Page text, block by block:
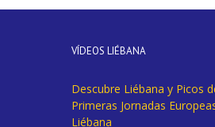
VÍDEOS LIÉBANA
Descubre Liébana y Picos
Primeras Jornadas
Liébana